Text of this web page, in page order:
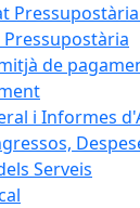
Pressupostària
de
i Informes
Serveis